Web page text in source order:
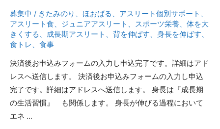
は？
＼
1
で
15cmUP！
／
成
募集中 / きたみのり 、 ほおばる 、 アスリート個別サポート 、
アスリート食、 ジュニアアスリート 、 スポーツ栄養、 体を大
きくする 、 成長期アスリート 、 背を伸ばす、 身長を伸ばす、
食トレ 、 食事
決済後お申込みフォームの入力し申込完了です。詳細はアド
レスへ送信します。 決済後お申込みフォームの入力し申込
完了です。詳細はアドレスへ送信します。 身長は『成長期
の生活習慣』 も関係します。 身長が伸びる過程において
エネ …